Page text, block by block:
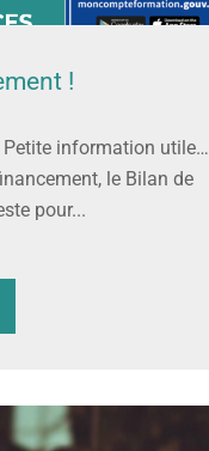
!
Petite information utile…
le Bilan de
pour...